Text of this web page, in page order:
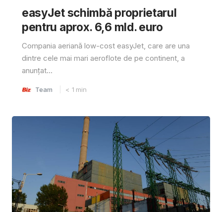
easyJet schimbă proprietarul
pentru aprox. 6,6 mld. euro
Compania aeriană low-cost easyJet, care are una
dintre cele mai mari aeroflote de pe continent, a
anunțat...
Team < 1 min